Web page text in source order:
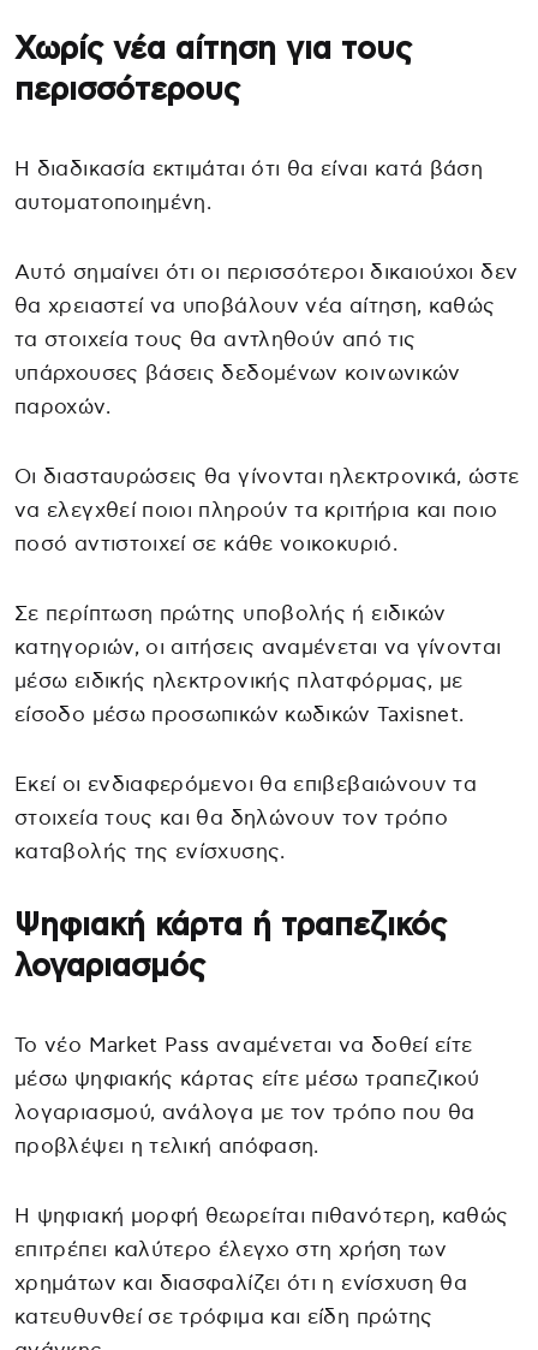
Χωρίς νέα αίτηση για τους
περισσότερους
Η διαδικασία εκτιμάται ότι θα είναι κατά βάση
αυτοματοποιημένη.
Αυτό σημαίνει ότι οι περισσότεροι δικαιούχοι δεν
θα χρειαστεί να υποβάλουν νέα αίτηση, καθώς
τα στοιχεία τους θα αντληθούν από τις
υπάρχουσες βάσεις δεδομένων κοινωνικών
παροχών.
Οι διασταυρώσεις θα γίνονται ηλεκτρονικά, ώστε
να ελεγχθεί ποιοι πληρούν τα κριτήρια και ποιο
ποσό αντιστοιχεί σε κάθε νοικοκυριό.
Σε περίπτωση πρώτης υποβολής ή ειδικών
κατηγοριών, οι αιτήσεις αναμένεται να γίνονται
μέσω ειδικής ηλεκτρονικής πλατφόρμας, με
είσοδο μέσω προσωπικών κωδικών Taxisnet.
Εκεί οι ενδιαφερόμενοι θα επιβεβαιώνουν τα
στοιχεία τους και θα δηλώνουν τον τρόπο
καταβολής της ενίσχυσης.
Ψηφιακή κάρτα ή τραπεζικός
λογαριασμός
Το νέο Market Pass αναμένεται να δοθεί είτε
μέσω ψηφιακής κάρτας είτε μέσω τραπεζικού
λογαριασμού, ανάλογα με τον τρόπο που θα
προβλέψει η τελική απόφαση.
Η ψηφιακή μορφή θεωρείται πιθανότερη, καθώς
επιτρέπει καλύτερο έλεγχο στη χρήση των
χρημάτων και διασφαλίζει ότι η ενίσχυση θα
κατευθυνθεί σε τρόφιμα και είδη πρώτης